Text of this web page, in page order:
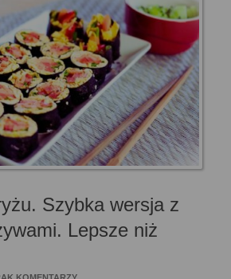
Szybka wersja z
Lepsze niż